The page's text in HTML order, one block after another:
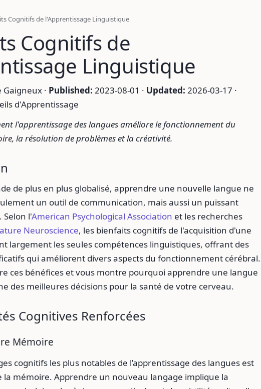
Cognitifs de l'Apprentissage Linguistique
Cognitifs de
Linguistique
· Published: 2023-08-01 · Updated: 2026-03-17 ·
d'Apprentissage
l'apprentissage des langues améliore le fonctionnement du
la résolution de problèmes et la créativité.
de plus en plus globalisé, apprendre une nouvelle langue ne
un outil de communication, mais aussi un puissant
Selon l'American Psychological Association et les recherches
Neuroscience, les bienfaits cognitifs de l'acquisition d'une
largement les seules compétences linguistiques, offrant des
qui améliorent divers aspects du fonctionnement cérébral.
ces bénéfices et vous montre pourquoi apprendre une langue
des meilleures décisions pour la santé de votre cerveau.
Cognitives Renforcées
Mémoire
cognitifs les plus notables de l’apprentissage des langues est
la mémoire. Apprendre un nouveau langage implique la